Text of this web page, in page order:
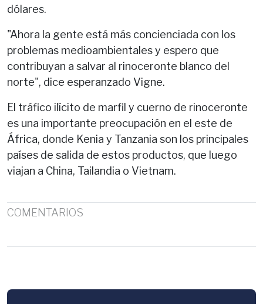
dólares.
"Ahora la gente está más concienciada con los
problemas medioambientales y espero que
contribuyan a salvar al rinoceronte blanco del
norte", dice esperanzado Vigne.
El tráfico ilícito de marfil y cuerno de rinoceronte
es una importante preocupación en el este de
África, donde Kenia y Tanzania son los principales
países de salida de estos productos, que luego
viajan a China, Tailandia o Vietnam.
COMENTARIOS